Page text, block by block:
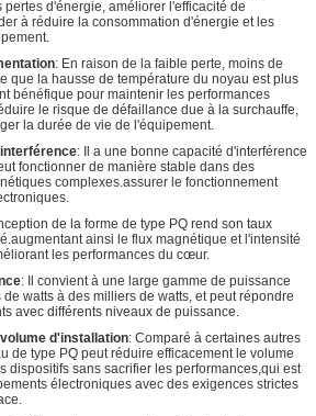
d'énergie, améliorer l'efficacité de
à réduire la consommation d'énergie et les
: En raison de la faible perte, moins de
que la hausse de température du noyau est plus
bénéfique pour maintenir les performances
le risque de défaillance due à la surchauffe,
la durée de vie de l'équipement.
: Il a une bonne capacité d'interférence
fonctionner de manière stable dans des
complexes.assurer le fonctionnement
de la forme de type PQ rend son taux
ainsi le flux magnétique et l'intensité
les performances du cœur.
: Il convient à une large gamme de puissance
watts à des milliers de watts, et peut répondre
avec différents niveaux de puissance.
d'installation: Comparé à certaines autres
de type PQ peut réduire efficacement le volume
dispositifs sans sacrifier les performances,qui est
électroniques avec des exigences strictes